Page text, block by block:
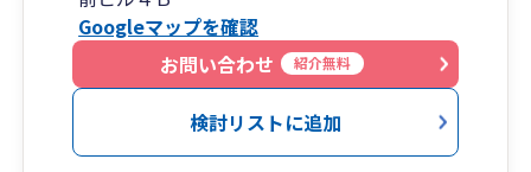
Googleマップを確認
お問い合わせ
紹介無料
検討リストに追加